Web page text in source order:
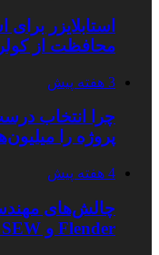
استابلایزر
محافظت از
3 هفته پیش
چرا انتخاب
پروژه را
4 هفته پیش
چالش‌های
Flender و SEW تا تولیدکنندگان تخصصی ایرانی